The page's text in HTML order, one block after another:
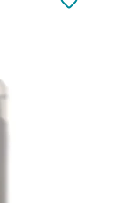
zu Ihren